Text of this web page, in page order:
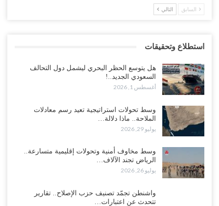
السابق التالي
استطلاع وتحقيقات
هل يتوسع الحظر البحري ليشمل دول التحالف
السعودي الجديد..!
أغسطس 1, 2026
وسط تحولات استراتيجية تعيد رسم معادلات
الملاحة.. ماذا دلالة…
يوليو 29, 2026
وسط مخاوف أمنية وتحولات إقليمية متسارعة..
الرياض تجند الآلاف…
يوليو 26, 2026
واشنطن تجمّد تصنيف حزب الإصلاح.. تقارير
تتحدث عن اعتبارات…